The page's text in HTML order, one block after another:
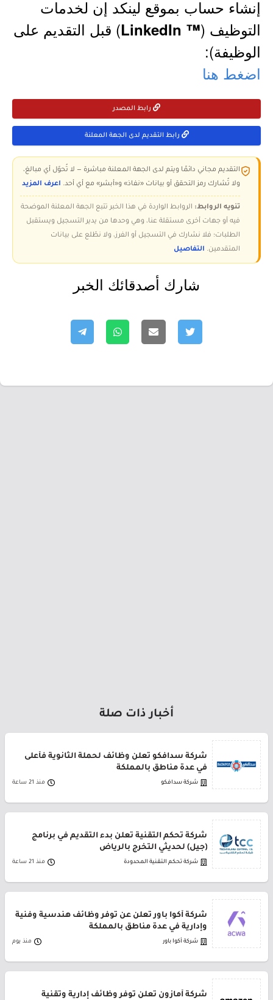
إنشاء حساب بموقع لينكد إن لخدمات
التوظيف (™ LinkedIn
) قبل التقديم على
الوظيفة):
اضغط هنا
رابط المصدر
رابط التقديم لدى الجهة المعلنة
التقديم مجاني دائمًا ويتم لدى الجهة المعلنة مباشرة — لا تُحوّل أي مبالغ،
ولا تُشارك رمز التحقق أو بيانات «نفاذ» و«أبشر» مع أي أحد. اعرف المزيد
تنويه الروابط: الروابط الواردة في هذا الخبر تتبع الجهة المعلنة الموضحة
فيه أو جهات أخرى مستقلة عنا، وهي وحدها من يدير التسجيل ويستقبل
الطلبات؛ فلا نشارك في التسجيل أو الفرز، ولا نطّلع على بيانات
المتقدمين. التفاصيل
شارك أصدقائك الخبر
أخبار ذات صلة
شركة سدافكو تعلن وظائف لحملة الثانوية فأعلى
في عدة مناطق بالمملكة
شركة سدافكو منذ 21 ساعة
شركة تحكم التقنية تعلن بدء التقديم في برنامج
(جيل) لحديثي التخرج بالرياض
شركة تحكم التقنية المحدودة منذ 21 ساعة
شركة أكوا باور تعلن عن توفر وظائف هندسية وفنية
وإدارية في عدة مناطق بالمملكة
شركة أكوا باور منذ يوم
شركة أمازون تعلن توفر وظائف إدارية وتقنية